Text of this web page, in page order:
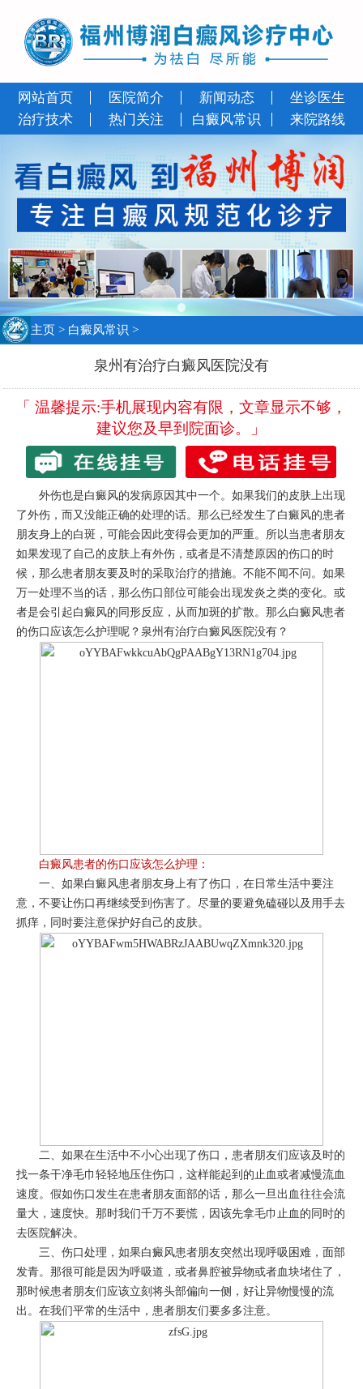
网站首页 医院简介 新闻动态
坐诊医生
治疗技术
热门关注 白癜风常识 来院路线
主页 > 白癜风常识 >
泉州有治疗白癜风医院没有
「 温馨提示:手机展现内容有限，文章显示不够，
建议您及早到院面诊。」
外伤也是白癜风的发病原因其中一个。如果我们的皮肤上出现
了外伤，而又没能正确的处理的话。那么已经发生了白癜风的患者
朋友身上的白斑，可能会因此变得会更加的严重。所以当患者朋友
如果发现了自己的皮肤上有外伤，或者是不清楚原因的伤口的时
候，那么患者朋友要及时的采取治疗的措施。不能不闻不问。如果
万一处理不当的话，那么伤口部位可能会出现发炎之类的变化。或
者是会引起白癜风的同形反应，从而加斑的扩散。那么白癜风患者
的伤口应该怎么护理呢？ 泉州有治疗白癜风医院没有？
白癜风患者的伤口应该怎么护理：
一、如果白癜风患者朋友身上有了伤口，在日常生活中要注
意，不要让伤口再继续受到伤害了。尽量的要避免磕碰以及用手去
抓痒，同时要注意保护好自己的皮肤。
二、如果在生活中不小心出现了伤口，患者朋友们应该及时的
找一条干净毛巾轻轻地压住伤口，这样能起到的止血或者减慢流血
速度。假如伤口发生在患者朋友面部的话，那么一旦出血往往会流
量大，速度快。那时我们千万不要慌，因该先拿毛巾止血的同时的
去医院解决。
三、伤口处理，如果白癜风患者朋友突然出现呼吸困难，面部
发青。那很可能是因为呼吸道，或者鼻腔被异物或者血块堵住了，
那时候患者朋友们应该立刻将头部偏向一侧，好让异物慢慢的流
出。在我们平常的生活中，患者朋友们要多多注意。